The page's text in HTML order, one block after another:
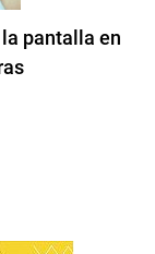
pantalla en